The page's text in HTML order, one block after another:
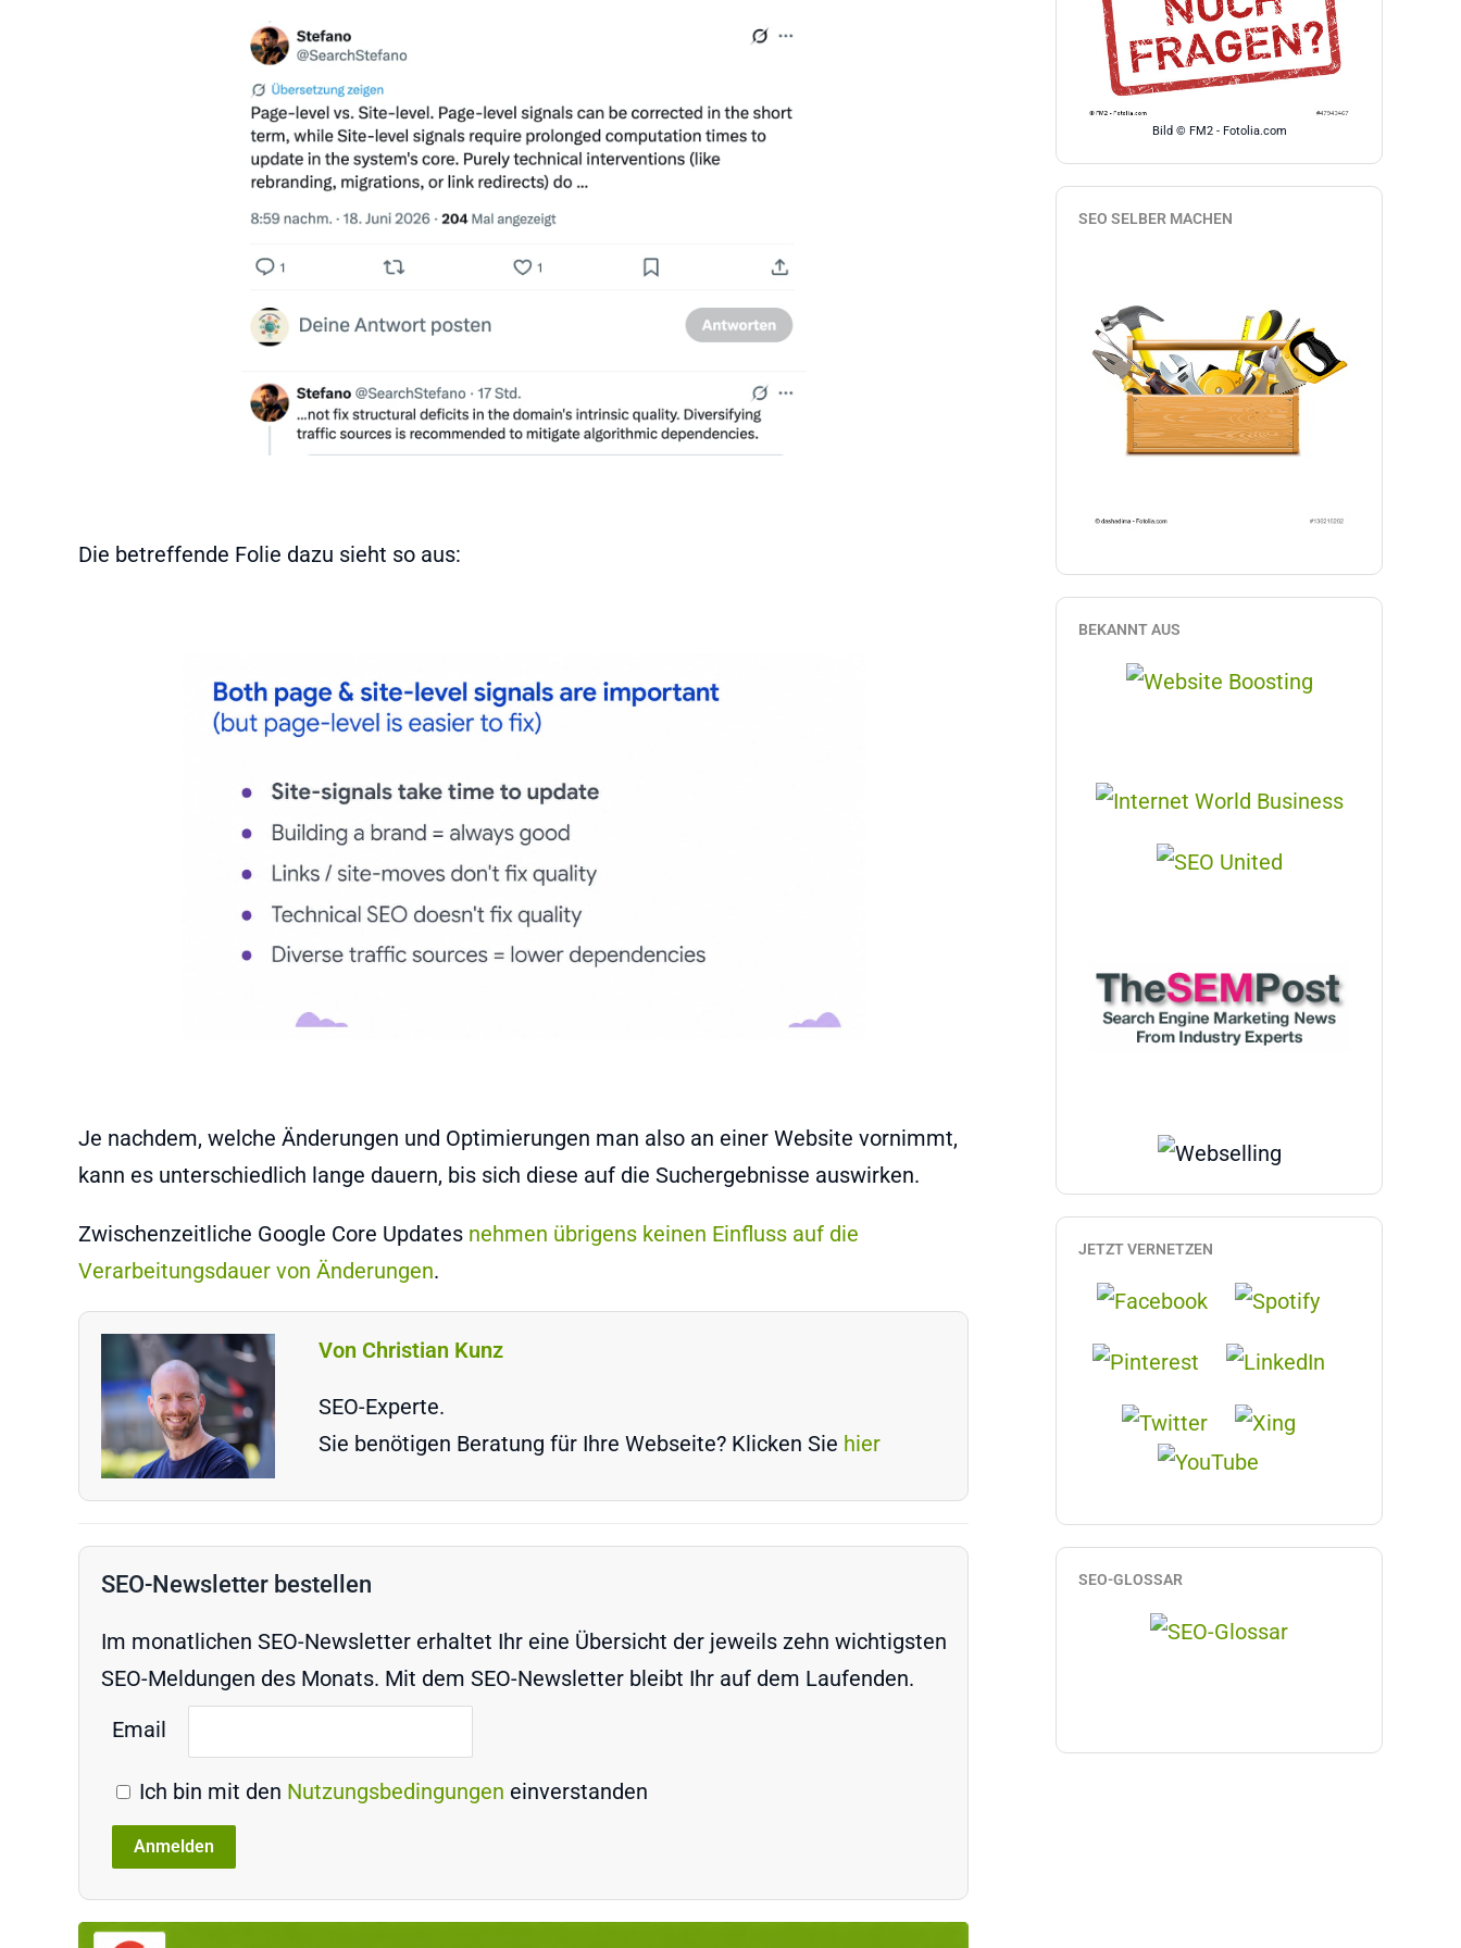
Die betreffende Folie dazu sieht so aus:
Je nachdem, welche Änderungen und Optimierungen man also an einer Website vornimmt,
kann es unterschiedlich lange dauern, bis sich diese auf die Suchergebnisse auswirken.
Zwischenzeitliche Google Core Updates nehmen übrigens keinen Einfluss auf die
Verarbeitungsdauer von Änderungen.
Von Christian Kunz
SEO-Experte.
Sie benötigen Beratung für Ihre Webseite? Klicken Sie hier
SEO-Newsletter bestellen
Im monatlichen SEO-Newsletter erhaltet Ihr eine Übersicht der jeweils zehn wichtigsten
SEO-Meldungen des Monats. Mit dem SEO-Newsletter bleibt Ihr auf dem Laufenden.
Email
Ich bin mit den Nutzungsbedingungen einverstanden
Bild © FM2 - Fotolia.com
SEO SELBER MACHEN
BEKANNT AUS
JETZT VERNETZEN
SEO-GLOSSAR